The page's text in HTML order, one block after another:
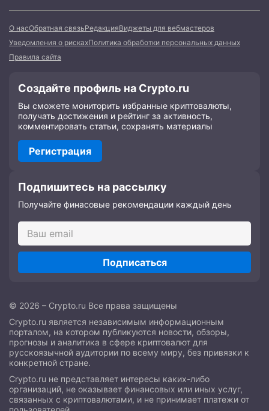
О насОбратная связьРедакцияВиджеты для вебмастеров
Уведомления о рискахПолитика обработки персональных данных
Правила сайта
Создайте профиль на Crypto.ru
Вы сможете мониторить избранные криптовалюты,
получать достижения и рейтинг за активность,
комментировать статьи, сохранять материалы
Регистрация
Подпишитесь на рассылку
Получайте финасовые рекомендации каждый день
Подписаться
© 2026 – Crypto.ru Все права защищены
Crypto.ru является независимым информационным
порталом, на котором публикуются новости, обзоры,
прогнозы и аналитика в сфере криптовалют для
русскоязычной аудитории по всему миру, без привязки к
конкретной стране.
Crypto.ru не представляет интересы каких-либо
организаций, не оказывает финансовых или иных услуг,
связанных с криптовалютами, и не принимает платежи от